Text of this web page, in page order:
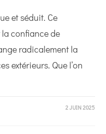
et séduit. Ce
confiance de
radicalement la
extérieurs. Que l’on
2 JUIN 2025